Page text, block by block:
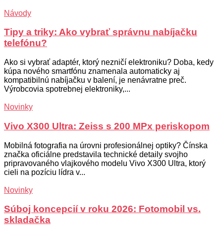
Návody
Tipy a triky: Ako vybrať správnu nabíjačku
telefónu?
Ako si vybrať adaptér, ktorý nezničí elektroniku? Doba, kedy
kúpa nového smartfónu znamenala automaticky aj
kompatibilnú nabíjačku v balení, je nenávratne preč.
Výrobcovia spotrebnej elektroniky,...
Novinky
Vivo X300 Ultra: Zeiss s 200 MPx periskopom
Mobilná fotografia na úrovni profesionálnej optiky? Čínska
značka oficiálne predstavila technické detaily svojho
pripravovaného vlajkového modelu Vivo X300 Ultra, ktorý
cieli na pozíciu lídra v...
Novinky
Súboj koncepcií v roku 2026: Fotomobil vs.
skladačka